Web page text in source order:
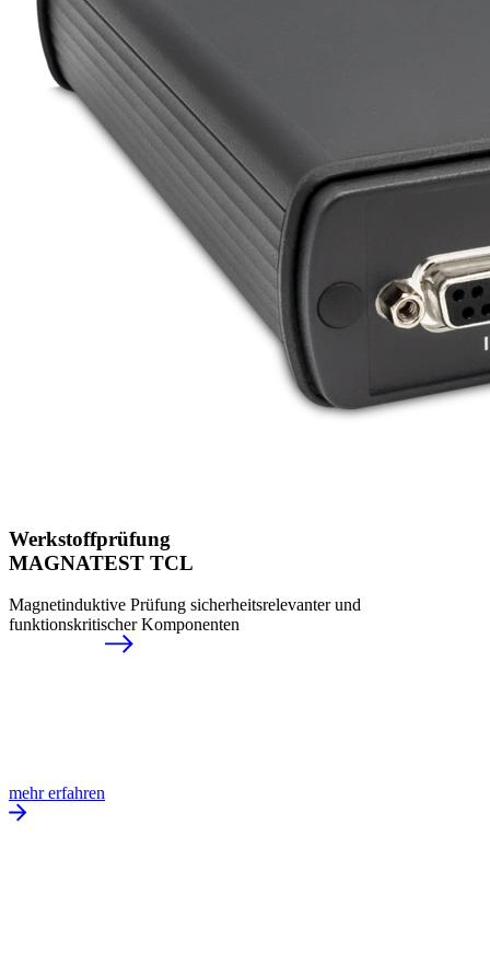
Werkstoffprüfung
MAGNATEST TCL
Magnetinduktive Prüfung sicherheitsrelevanter und
funktionskritischer Komponenten
mehr erfahren